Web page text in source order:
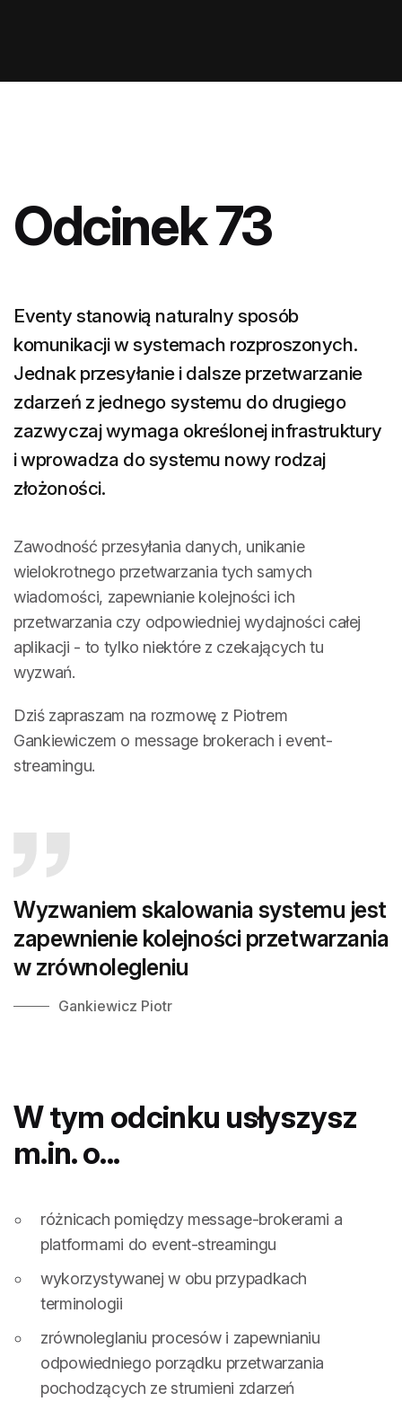
Odcinek 73
Eventy stanowią naturalny sposób
komunikacji w systemach rozproszonych.
Jednak przesyłanie i dalsze przetwarzanie
zdarzeń z jednego systemu do drugiego
zazwyczaj wymaga określonej infrastruktury
i wprowadza do systemu nowy rodzaj
złożoności.
Zawodność przesyłania danych, unikanie
wielokrotnego przetwarzania tych samych
wiadomości, zapewnianie kolejności ich
przetwarzania czy odpowiedniej wydajności całej
aplikacji - to tylko niektóre z czekających tu
wyzwań.
Dziś zapraszam na rozmowę z Piotrem
Gankiewiczem o message brokerach i event-
streamingu.
Wyzwaniem skalowania systemu jest
zapewnienie kolejności przetwarzania
w zrównolegleniu
Gankiewicz Piotr
W tym odcinku usłyszysz
m.in. o...
różnicach pomiędzy message-brokerami a
platformami do event-streamingu
wykorzystywanej w obu przypadkach
terminologii
zrównoleglaniu procesów i zapewnianiu
odpowiedniego porządku przetwarzania
pochodzących ze strumieni zdarzeń